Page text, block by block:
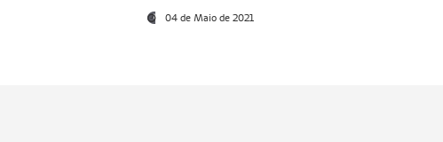
04 de Maio de 2021